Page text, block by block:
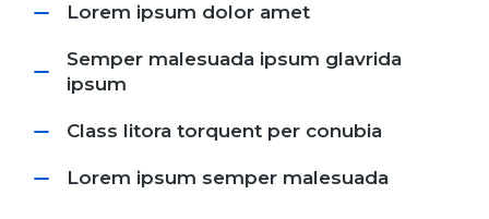
Lorem ipsum dolor amet
Semper malesuada ipsum glavrida
ipsum
Class litora torquent per conubia
Lorem ipsum semper malesuada